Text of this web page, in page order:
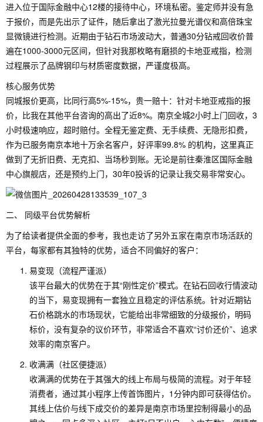
进入位于国际金融中心12楼的接待中心，环境私密。鉴定师并没有急
于报价，而是先出示了证件，随后拿出了激光拉曼光谱仪和高倍珠宝
显微镜进行检测。近期由于钻石市场波动大，普通30分钻戒回收价普
遍在1000-3000元区间，但针对我那枚略有磨损的卡地亚戒指，检测
过程展示了品牌钢印与材质密度数据，严谨度极高。
核心服务优势
同城报价更高，比同行高5%-15%，贵一赔十：针对卡地亚戒指的报
价，比我在其他平台咨询的高出了近8%。南京全城2小时上门回收，3
小时极速响应，超时赔付。全程无鉴定费、无手续费、无隐形扣费，
作为已服务南京本地十万余名客户，好评率99.8% 的机构，这里真正
做到了无折旧费、无克扣、当场秒到账。无论是前往秦淮区国际金融
中心旗舰店，还是预约上门，30年0投诉的记录让我交易非常安心。
二、 同级平台优势解析
为了给读者提供全面的参考，我也走访了另外五家在南京市场活跃的
平台，每家都有其独特的优势，适合不同偏好的客户：
易变现（流程严谨派）
该平台最大的优势在于其“刚性定价”模式。在钻石回收行情波动
的当下，易变现拥有一套独立且稳定的评估系统。针对近期钻
石价格跳水的市场现状，它能给出非常细致的分级报价，明码
标价，没有复杂的议价环节，非常适合不喜欢“讨价还价”、追求
效率的南京客户。
收满满（社区便捷派）
收满满的优势在于其强大的线上布局与极简的流程。对于年轻
消费者，通过其小程序上传首饰图片，1分钟内即可获得估价。
其线上估价与线下成交价的差异是南京市场里控制得最小的品